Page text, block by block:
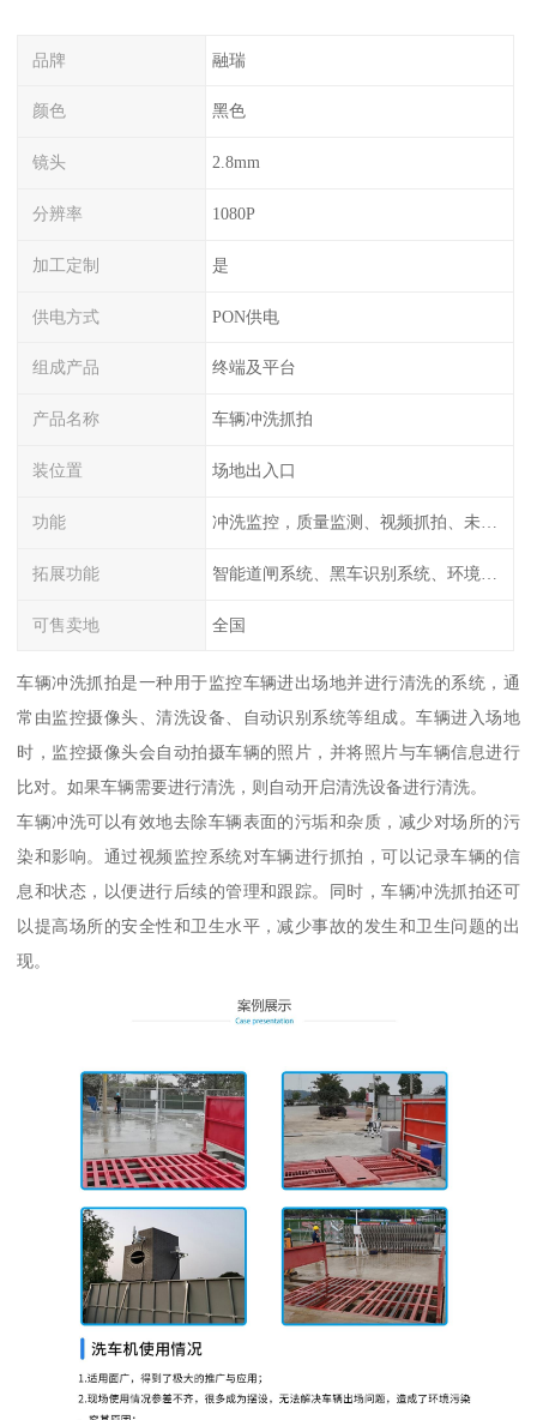
品牌 融瑞
颜色 黑色
镜头 2.8mm
分辨率 1080P
加工定制 是
供电方式 PON供电
组成产品 终端及平台
产品名称 车辆冲洗抓拍
装位置 场地出入口
功能
拓展功能
可售卖地 全国
车辆冲洗抓拍是一种用于监控车辆进出场地并进行清洗的系统，通
常由监控摄像头、清洗设备、自动识别系统等组成。车辆进入场地
时，监控摄像头会自动拍摄车辆的照片，并将照片与车辆信息进行
比对。如果车辆需要进行清洗，则自动开启清洗设备进行清洗。
车辆冲洗可以有效地去除车辆表面的污垢和杂质，减少对场所的污
染和影响。通过视频监控系统对车辆进行抓拍，可以记录车辆的信
息和状态，以便进行后续的管理和跟踪。同时，车辆冲洗抓拍还可
以提高场所的安全性和卫生水平，减少事故的发生和卫生问题的出
现。